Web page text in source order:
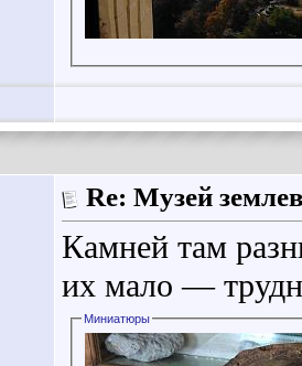
Re: Музей
Камней там
их мало —
Миниатюры